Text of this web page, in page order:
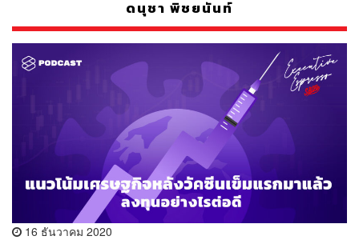
ดนุชา พิชยนันท์
16 ธันวาคม 2020